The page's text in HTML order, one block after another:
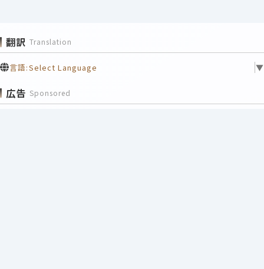
翻訳 Translation
言語:Select Language ▼
広告 Sponsored